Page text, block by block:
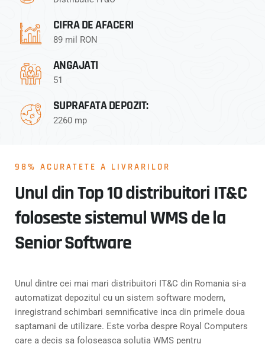
CIFRA DE AFACERI
89 mil RON
ANGAJATI
51
SUPRAFATA DEPOZIT:
2260 mp
98% ACURATETE A LIVRARILOR
Unul din Top 10 distribuitori IT&C
foloseste sistemul WMS de la
Senior Software
Unul dintre cei mai mari distribuitori IT&C din Romania si-a
automatizat depozitul cu un sistem software modern,
inregistrand schimbari semnificative inca din primele doua
saptamani de utilizare. Este vorba despre Royal Computers
care a decis sa foloseasca solutia WMS pentru